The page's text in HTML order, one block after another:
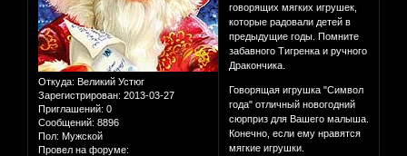
Откуда: Великий Устюг
Зарегистрирован: 2013-03-27
Приглашений: 0
Сообщений: 8896
Пол: Мужской
Провел на форуме:
говорящих мягких игрушек,
которые радовали детей в
предыдущие годы. Помните
забавного Тигренка и ручного
Дракончика.
Говорящая игрушка "Символ
года" отличный новогодний
сюрприз для Вашего малыша.
Конечно, если ему нравятся
мягкие игрушки.